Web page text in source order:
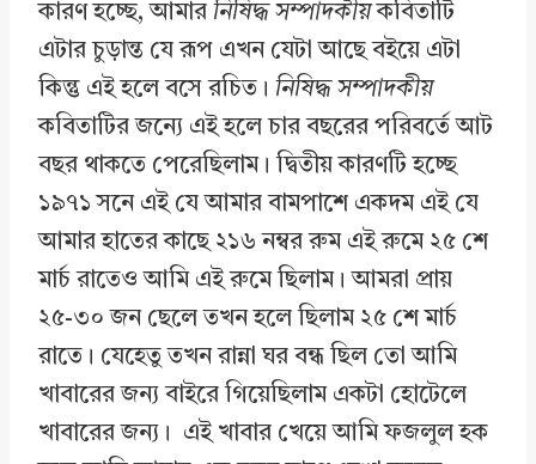
কারণ হচ্ছে, আমার নিষিদ্ধ সম্পাদকীয়কবিতাটি
এটার চুড়ান্ত যে রূপ এখন যেটা আছে বইয়ে এটা
কিন্তু এই হলে বসে রচিত। নিষিদ্ধ সম্পাদকীয়
কবিতাটির জন্যে এই হলে চার বছরের পরিবর্তে আট
বছর থাকতে পেরেছিলাম। দ্বিতীয় কারণটি হচ্ছে
১৯৭১ সনে এই যে আমার বামপাশে একদম এই যে
আমার হাতের কাছে ২১৬ নম্বর রুম এই রুমে ২৫ শে
মার্চ রাতেও আমি এই রুমে ছিলাম। আমরা প্রায়
২৫-৩০ জন ছেলে তখন হলে ছিলাম ২৫ শে মার্চ
রাতে। যেহেতু তখন রান্না ঘর বন্ধ ছিল তো আমি
খাবারের জন্য বাইরে গিয়েছিলাম একটা হোটেলে
খাবারের জন্য। এই খাবার খেয়ে আমি ফজলুল হক